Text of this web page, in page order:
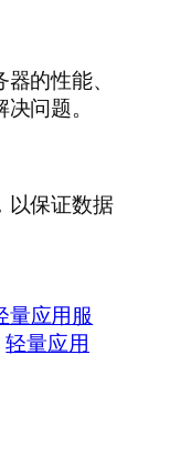
的性能、
问题。
以保证数据
量应用服
轻量应用